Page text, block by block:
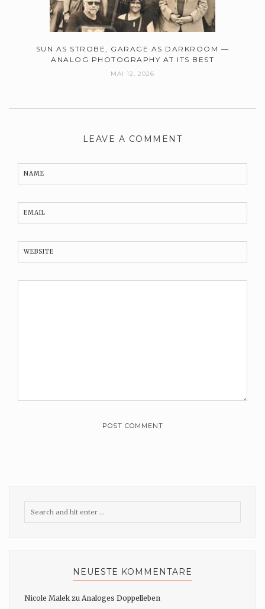
SUN AS STROBE, GARAGE AS DARKROOM —
ANALOG PHOTOGRAPHY AT ITS BEST
MAI 12, 2026
LEAVE A COMMENT
NAME
EMAIL
WEBSITE
NEUESTE KOMMENTARE
Nicole Malekzu Analoges Doppelleben